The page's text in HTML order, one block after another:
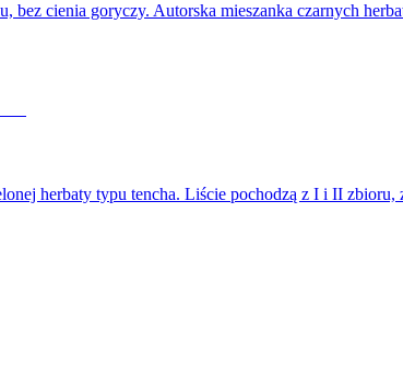
bez cienia goryczy. Autorska mieszanka czarnych
herbaty typu tencha. Liście pochodzą z I i II